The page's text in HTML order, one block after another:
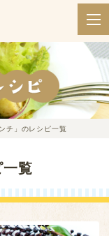
ンチ」のレシピ一覧
一覧